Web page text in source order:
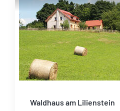
Waldhaus am Lilienstein